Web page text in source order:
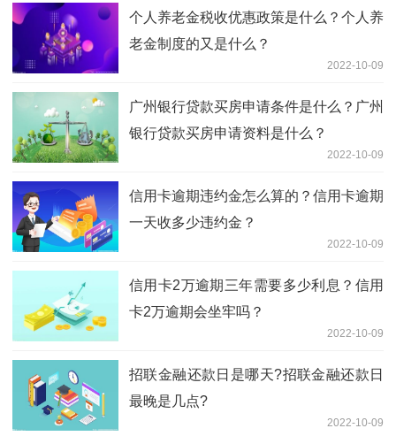
个人养老金税收优惠政策是什么？个人养
老金制度的又是什么？
2022-10-09
广州银行贷款买房申请条件是什么？广州
银行贷款买房申请资料是什么？
2022-10-09
信用卡逾期违约金怎么算的？信用卡逾期
一天收多少违约金？
2022-10-09
信用卡2万逾期三年需要多少利息？信用
卡2万逾期会坐牢吗？
2022-10-09
招联金融还款日是哪天?招联金融还款日
最晚是几点?
2022-10-09